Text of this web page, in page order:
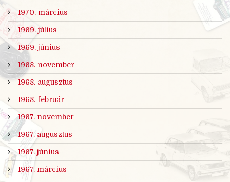
1970. március
1969. július
1969. június
1968. november
1968. augusztus
1968. február
1967. november
1967. augusztus
1967. június
1967. március